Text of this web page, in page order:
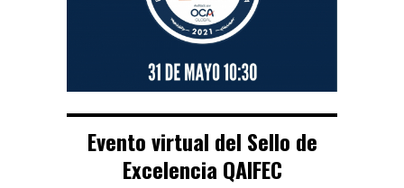
Evento virtual del Sello de
Excelencia QAIFEC